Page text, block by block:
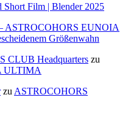
Film | Blender 2025
ASTROCOHORS EUNOIA
Größenwahn
CLUB Headquarters zu
ULTIMA
zu ASTROCOHORS